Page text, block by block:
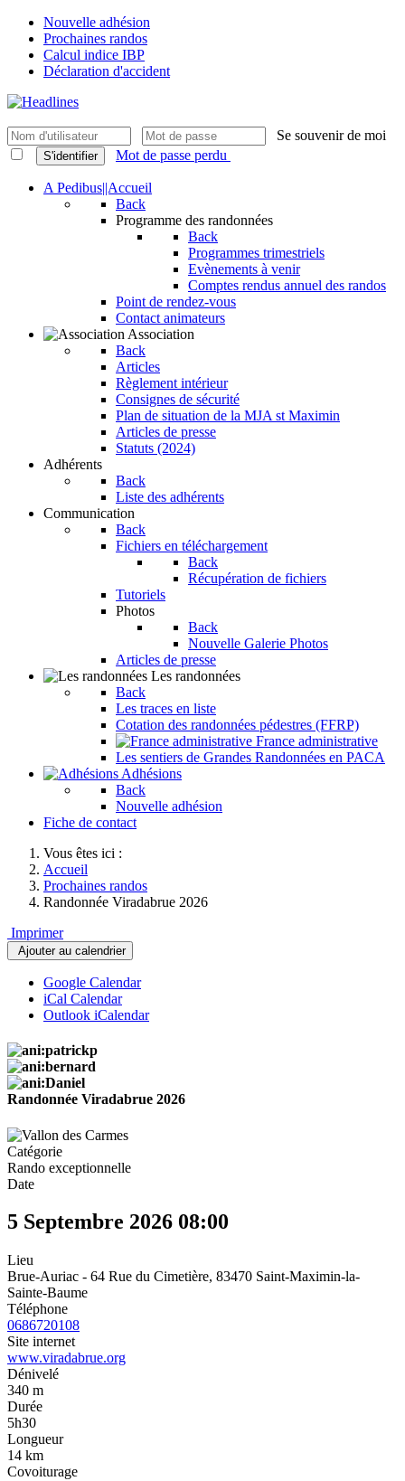
Nouvelle adhésion
Prochaines randos
Calcul indice IBP
Déclaration d'accident
Se souvenir de moi
S'identifier Mot de passe perdu
A Pedibus||Accueil
Back
Programme des randonnées
Back
Programmes trimestriels
Evènements à venir
Comptes rendus annuel des randos
Point de rendez-vous
Contact animateurs
Association
Back
Articles
Règlement intérieur
Consignes de sécurité
Plan de situation de la MJA st Maximin
Articles de presse
Statuts (2024)
Adhérents
Back
Liste des adhérents
Communication
Back
Fichiers en téléchargement
Back
Récupération de fichiers
Tutoriels
Photos
Back
Nouvelle Galerie Photos
Articles de presse
Les randonnées
Back
Les traces en liste
Cotation des randonnées pédestres (FFRP)
France administrative
Les sentiers de Grandes Randonnées en PACA
Adhésions
Back
Nouvelle adhésion
Fiche de contact
Vous êtes ici :
Accueil
Prochaines randos
Randonnée Viradabrue 2026
Imprimer
Ajouter au calendrier
Google Calendar
iCal Calendar
Outlook iCalendar
Randonnée Viradabrue 2026
Catégorie
Rando exceptionnelle
Date
5 Septembre 2026 08:00
Lieu
Brue-Auriac - 64 Rue du Cimetière, 83470 Saint-Maximin-la-
Sainte-Baume
Téléphone
0686720108
Site internet
www.viradabrue.org
Dénivelé
340 m
Durée
5h30
Longueur
14 km
Covoiturage